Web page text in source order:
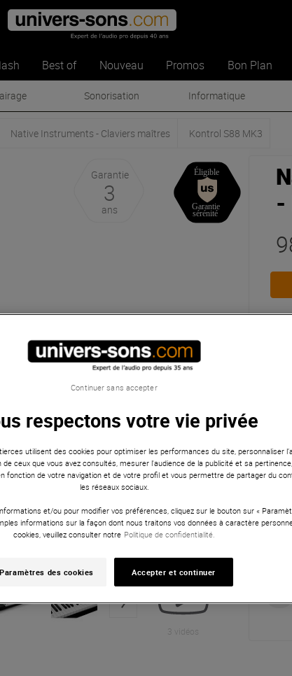
Best of Nouveau Promos Bon Plan
Sonorisation Informatique
Native Instruments - Claviers maîtres Kontrol S88 MK3
Garantie
3
ans
3 vidéos
-
respectons votre vie privée
utilisent des cookies pour optimiser les performances du site, personnaliser
ceux que vous avez consultés, mesurer l'audience de la publicité et sa
fonction de votre navigation et de votre profil et vous permettre de partager du
les réseaux sociaux.
et/ou pour modifier vos préférences, cliquez sur le bouton sur «
informations sur la façon dont nous traitons vos données à caractère
cookies, veuillez consulter notre Politique de confidentialité.
Paramètres des cookies Accepter et continuer
Continuer sans accepter